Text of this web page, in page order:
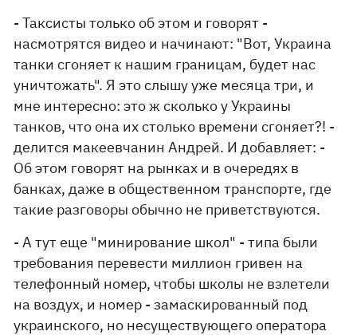
- Таксисты только об этом и говорят -
насмотрятся видео и начинают: "Вот, Украина
танки сгоняет к нашим границам, будет нас
уничтожать". Я это слышу уже месяца три, и
мне интересно: это ж сколько у Украины
танков, что она их столько времени сгоняет?! -
делится макеевчанин Андрей. И добавляет: -
Об этом говорят на рынках и в очередях в
банках, даже в общественном транспорте, где
такие разговоры обычно не приветствуются.
- А тут еще "минирование школ" - типа были
требования перевести миллион гривен на
телефонный номер, чтобы школы не взлетели
на воздух, и номер - замаскированный под
украинского, но несуществующего оператора